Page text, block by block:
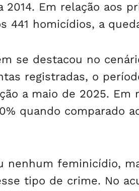
2014. Em relação aos
441 homicídios, a
se destacou no
registradas, o
a maio de 2025. Em
quando comparado
nenhum feminicídio,
tipo de crime. No